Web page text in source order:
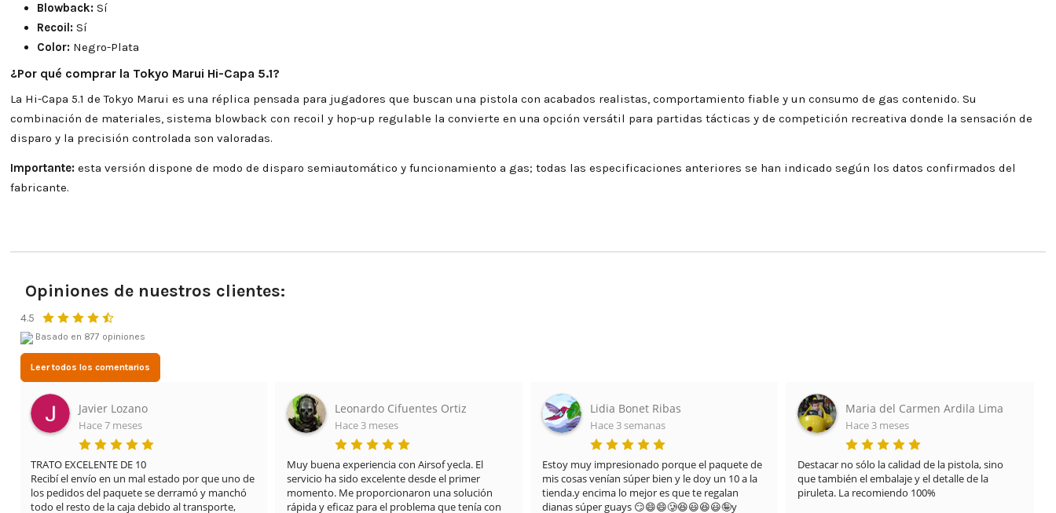
Blowback:Sí
Recoil:Sí
Color:Negro-Plata
¿Por qué comprar la Tokyo Marui Hi-Capa 5.1?
La Hi-Capa 5.1 de Tokyo Marui es una réplica pensada para jugadores que buscan una pistola con acabados realistas, comportamiento fiable y un consumo de gas contenido. Su
combinación de materiales, sistema blowback con recoil y hop-up regulable la convierte en una opción versátil para partidas tácticas y de competición recreativa donde la sensación de
disparo y la precisión controlada son valoradas.
Importante:esta versión dispone de modo de disparo semiautomático y funcionamiento a gas; todas las especificaciones anteriores se han indicado según los datos confirmados del
fabricante.
Opiniones de nuestros clientes:
4.5
Basado en 877 opiniones
Leer todos los comentarios
Leonardo Cifuentes Ortiz
Hace 3 meses
Muy buena experiencia con Airsof yecla. El
servicio ha sido excelente desde el primer
momento. Me proporcionaron una solución
rápida y eficaz para el problema que tenía con
Lidia Bonet Ribas
Hace 3 semanas
Estoy muy impresionado porque el paquete de
mis cosas venían súper bien y le doy un 10 a la
tienda.y encima lo mejor es que te regalan
dianas súper guays 😏😄😄🥲😆😃😆😃🤪y
Maria del Carmen Ardila Lima
Hace 3 meses
Destacar no sólo la calidad de la pistola, sino
que también el embalaje y el detalle de la
piruleta. La recomiendo 100%
Javier Lozano
Hace 7 meses
TRATO EXCELENTE DE 10
Recibí el envío en un mal estado por que uno de
los pedidos del paquete se derramó y manchó